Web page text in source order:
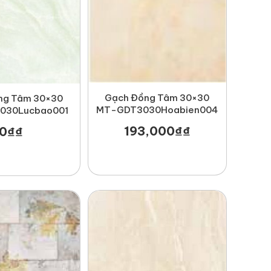
Tâm 30×30
₫₫
Gạch Đồng Tâm 30×30
MT-GDT3030Hoabien004
193,000₫₫